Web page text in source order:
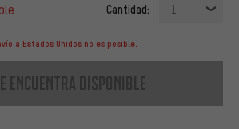
Cantidad: 1
a Estados Unidos no es posible.
encuentra disponible